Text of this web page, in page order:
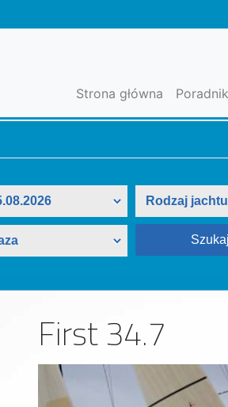
Strona główna Poradnik
First 34.7